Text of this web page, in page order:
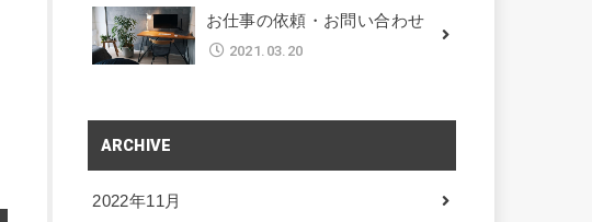
お仕事の依頼・お問い合わせ
2021.03.20
ARCHIVE
2022年11月